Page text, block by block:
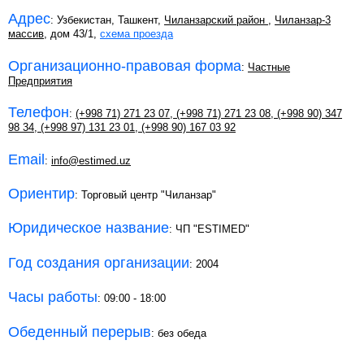
Адрес: Узбекистан, Ташкент, Чиланзарский район , Чиланзар-3
массив, дом 43/1, схема проезда
Организационно-правовая форма: Частные
Предприятия
Телефон: (+998 71) 271 23 07, (+998 71) 271 23 08, (+998 90) 347
98 34, (+998 97) 131 23 01, (+998 90) 167 03 92
Email: info@estimed.uz
Ориентир: Торговый центр "Чиланзар"
Юридическое название: ЧП "ESTIMED"
Год создания организации: 2004
Часы работы: 09:00 - 18:00
Обеденный перерыв: без обеда